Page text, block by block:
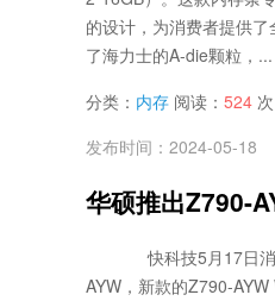
的设计，为消费者提供
了海力士的A-die颗粒，...
分类： 内存 阅读： 524
发布时间：2024-05-18
华硕推出Z790-
快科技5月17日消
AYW，新款的Z790-